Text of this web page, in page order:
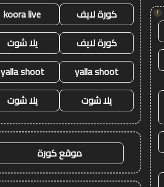
!
كورة لايف
koora live
كورة لايف
يلا شوت
yalla shoot
yalla shoot
يلا شوت
يلا شوت
موقع كورة